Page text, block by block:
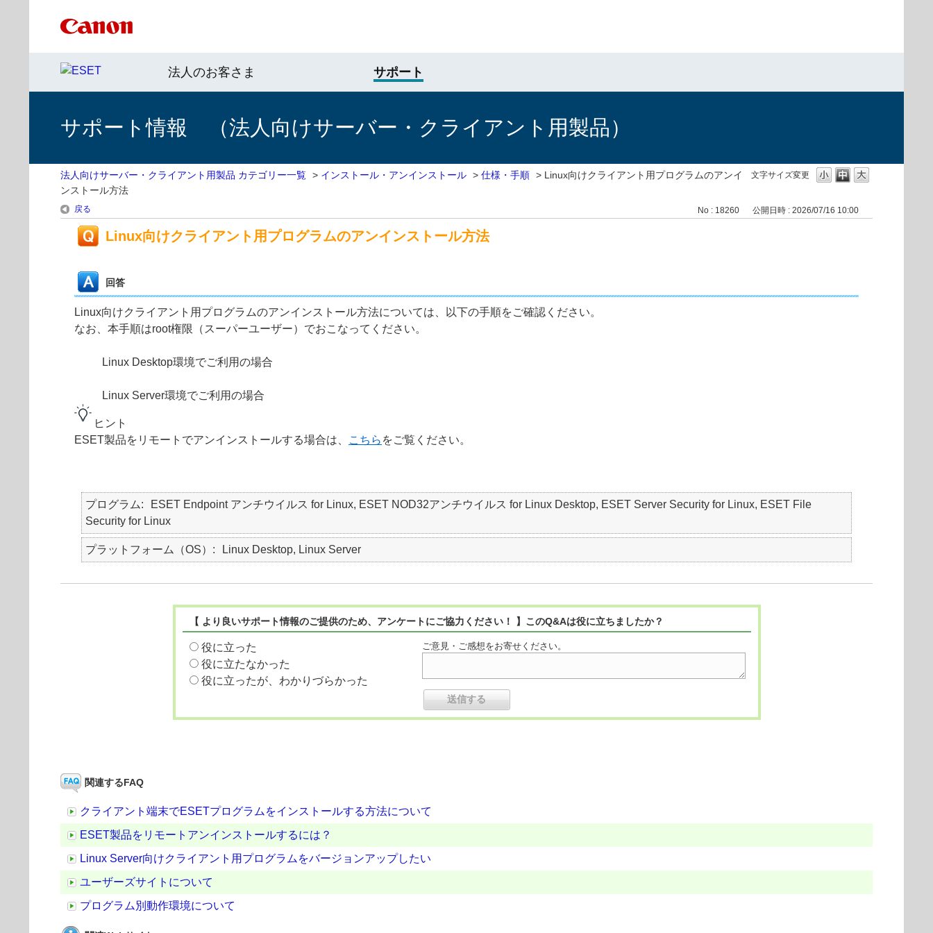
法人のお客さま サポート
サポート情報 （法人向けサーバー・クライアント用製品）
文字サイズ変更
法人向けサーバー・クライアント用製品 カテゴリー一覧 > インストール・アンインストール > 仕様・手順 > Linux向けクライアント用プログラムのアンイ
ンストール方法
戻る No : 18260 公開日時 : 2026/07/16 10:00
Linux向けクライアント用プログラムのアンインストール方法
回答
Linux向けクライアント用プログラムのアンインストール方法については、以下の手順をご確認ください。
なお、本手順はroot権限（スーパーユーザー）でおこなってください。
Linux Desktop環境でご利用の場合
Linux Server環境でご利用の場合
ヒント
ESET製品をリモートでアンインストールする場合は、
こちら をご覧ください。
プログラム
ESET Endpoint アンチウイルス for Linux, ESET NOD32アンチウイルス for Linux Desktop, ESET Server Security for Linux, ESET File
Security for Linux
プラットフォーム（OS） Linux Desktop, Linux Server
【 より良いサポート情報のご提供のため、アンケートにご協力ください！ 】このQ&Aは役に立ちましたか？
役に立った
役に立たなかった
役に立ったが、わかりづらかった
ご意見・ご感想をお寄せください。
関連するFAQ
クライアント端末でESETプログラムをインストールする方法について
ESET製品をリモートアンインストールするには？
Linux Server向けクライアント用プログラムをバージョンアップしたい
ユーザーズサイトについて
プログラム別動作環境について